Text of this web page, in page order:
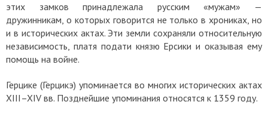
этих замков принадлежала русским «мужам» —
дружинникам, о которых говорится не только в хрониках, но
и в исторических актах. Эти земли сохраняли относительную
независимость, платя подати князю Ерсики и оказывая ему
помощь на войне.
Герцике (Герцикэ) упоминается во многих исторических актах
XIII–XIV вв. Позднейшие упоминания относятся к 1359 году.